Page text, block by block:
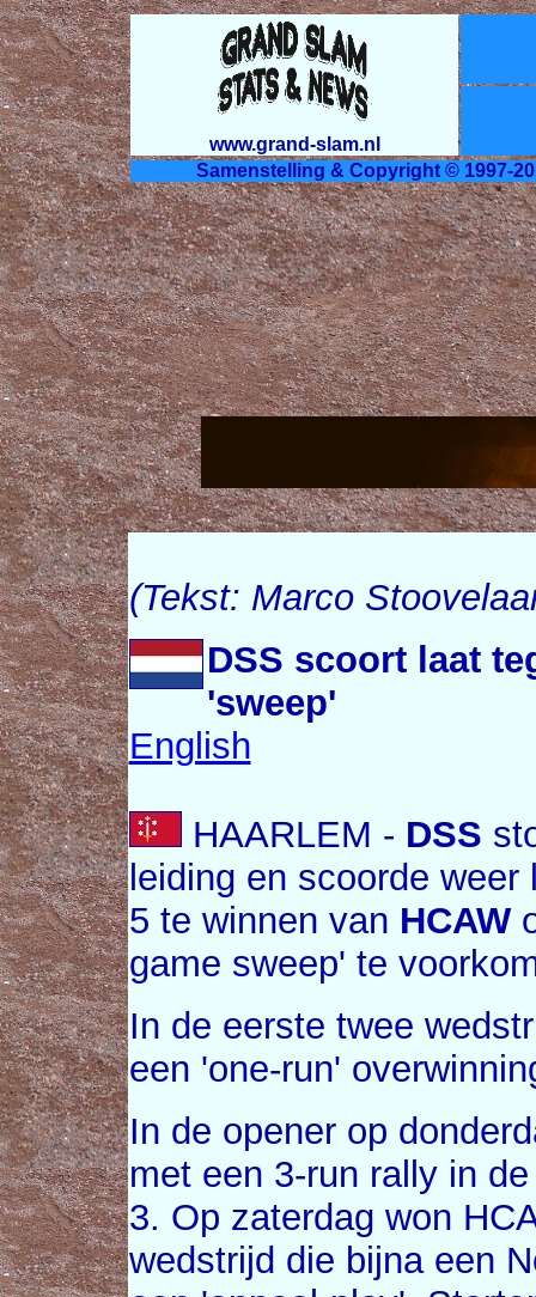
www.grand-slam.nl
Samenstelling & Copyright © 1997-
(Tekst: Marco
DSS scoort laat
'sweep'
English
HAARLEM - DSS
leiding en scoorde
5 te winnen van HCAW
game sweep' te
In de eerste twee
een 'one-run'
In de opener op
met een 3-run rally in
3. Op zaterdag won
wedstrijd die bijna een